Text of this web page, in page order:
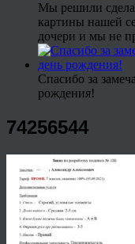
Мы решили
картины нашей
дочери и мы не
Спасибо за
рождения!
74256544